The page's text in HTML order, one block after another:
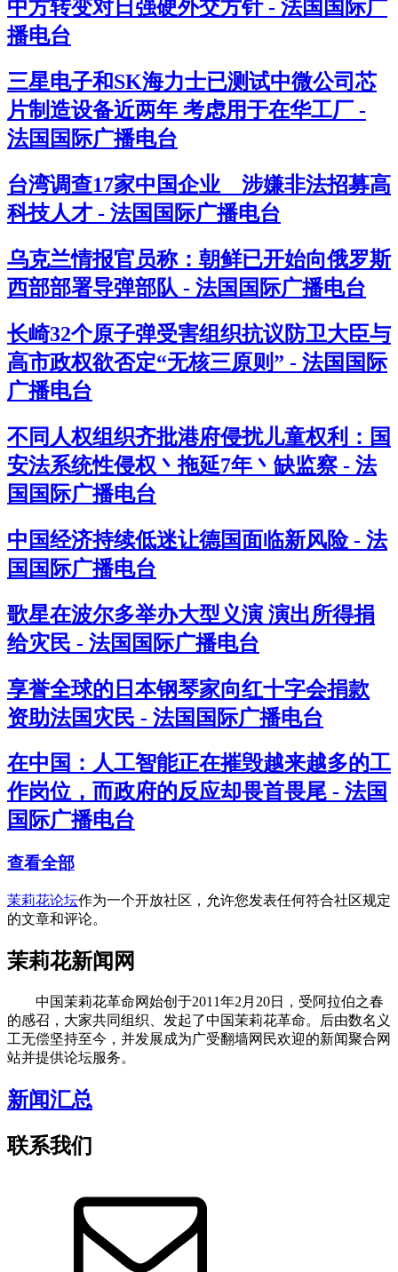
中方转变对日强硬外交方针 - 法国国际广
播电台
三星电子和SK海力士已测试中微公司芯
片制造设备近两年 考虑用于在华工厂 -
法国国际广播电台
台湾调查17家中国企业 涉嫌非法招募高
科技人才 - 法国国际广播电台
乌克兰情报官员称：朝鲜已开始向俄罗斯
西部部署导弹部队 - 法国国际广播电台
长崎32个原子弹受害组织抗议防卫大臣与
高市政权欲否定“无核三原则” - 法国国际
广播电台
不同人权组织齐批港府侵扰儿童权利：国
安法系统性侵权丶拖延7年丶缺监察 - 法
国国际广播电台
中国经济持续低迷让德国面临新风险 - 法
国国际广播电台
歌星在波尔多举办大型义演 演出所得捐
给灾民 - 法国国际广播电台
享誉全球的日本钢琴家向红十字会捐款
资助法国灾民 - 法国国际广播电台
在中国：人工智能正在摧毁越来越多的工
作岗位，而政府的反应却畏首畏尾 - 法国
国际广播电台
查看全部
茉莉花论坛作为一个开放社区，允许您发表任何符合社区规定
的文章和评论。
茉莉花新闻网
中国茉莉花革命网始创于2011年2月20日，受阿拉伯之春
的感召，大家共同组织、发起了中国茉莉花革命。后由数名义
工无偿坚持至今，并发展成为广受翻墙网民欢迎的新闻聚合网
站并提供论坛服务。
新闻汇总
联系我们